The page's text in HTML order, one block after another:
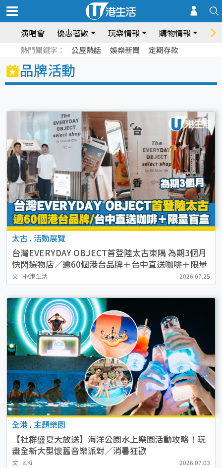
演唱會 優惠著數 玩樂情報 購物情報 飲
熱門關鍵字： 公屋熱話 娛樂新聞 定期存款
品牌活動
太古 . 活動展覽
台灣EVERYDAY OBJECT首登陸太古東隅 為期3個月
快閃選物店／逾60個港台品牌＋台中直送咖啡＋限量
盲盒驚喜
文 : HK港生活 2026.07.25
全港 . 主題樂園
【社群盛夏大放送】海洋公園水上樂園活動攻略！玩
盡全新大型懷舊音樂派對／消暑狂歡
文 : a.Ki 2026.07.03